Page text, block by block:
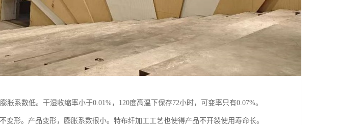
系数低。干湿收缩率小于0.01%，120度高温下保存72小时，可变率只有0.07%。
变形。产品变形，膨胀系数很小。特布纤加工工艺也使得产品不开裂使用寿命长。